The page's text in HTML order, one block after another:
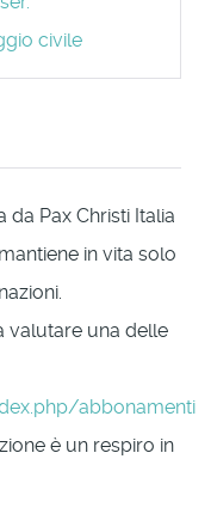
civile
Pax Christi Italia
in vita solo
valutare una delle
abbonamenti
è un respiro in